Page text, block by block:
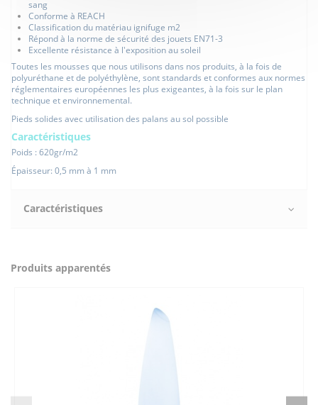
sang
Conforme à REACH
Classification du matériau ignifuge m2
Répond à la norme de sécurité des jouets EN71-3
Excellente résistance à l'exposition au soleil
Toutes les mousses que nous utilisons dans nos produits, à la fois de
polyuréthane et de polyéthylène, sont standards et conformes aux normes
réglementaires européennes les plus exigeantes, à la fois sur le plan
technique et environnemental.
Pieds solides avec utilisation des palans au sol possible
Caractéristiques
Poids : 620gr/m2
Épaisseur: 0,5 mm à 1 mm
Caractéristiques
Produits apparentés